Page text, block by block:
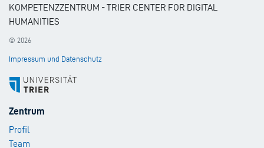
KOMPETENZZENTRUM - TRIER CENTER FOR DIGITAL
HUMANITIES
© 2026
Impressum und Datenschutz
Footer
1
Zentrum
Profil
Team